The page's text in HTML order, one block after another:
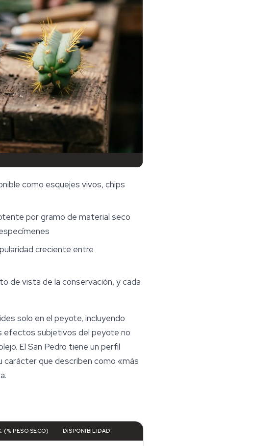
como esquejes vivos, chips
por gramo de material seco
creciente entre
de vista de la conservación, y cada
solo en el peyote, incluyendo
efectos subjetivos del peyote no
El San Pedro tiene un perfil
carácter que describen como «más
(% PESO SECO) DISPONIBILIDAD